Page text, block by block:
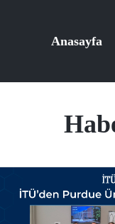
Anasayfa